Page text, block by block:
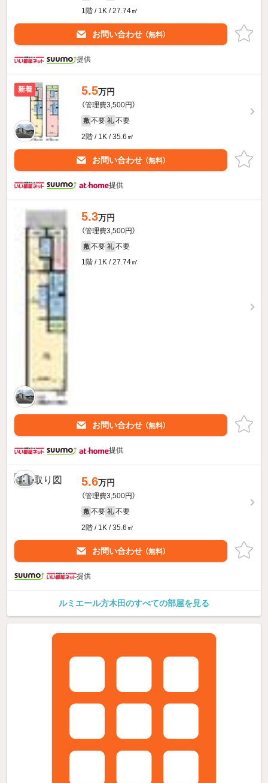
1階 / 1K / 27.74㎡
お問い合わせ （無料）
提供
新着 5.5万円
（管理費3,500円）
敷 不要 礼 不要
2階 / 1K / 35.6㎡
お問い合わせ （無料）
提供
5.3万円
（管理費3,500円）
敷 不要 礼 不要
1階 / 1K / 27.74㎡
お問い合わせ （無料）
提供
5.6万円
（管理費3,500円）
敷 不要 礼 不要
2階 / 1K / 35.6㎡
お問い合わせ （無料）
提供
ルミエール方木田のすべての部屋を見る